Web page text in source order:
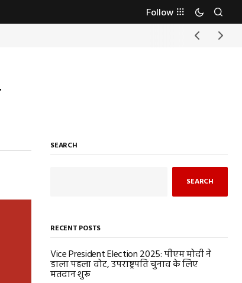
Follow
SEARCH
SEARCH
RECENT POSTS
Vice President Election 2025: पीएम मोदी ने
डाला पहला वोट, उपराष्ट्रपति चुनाव के लिए
मतदान शुरू